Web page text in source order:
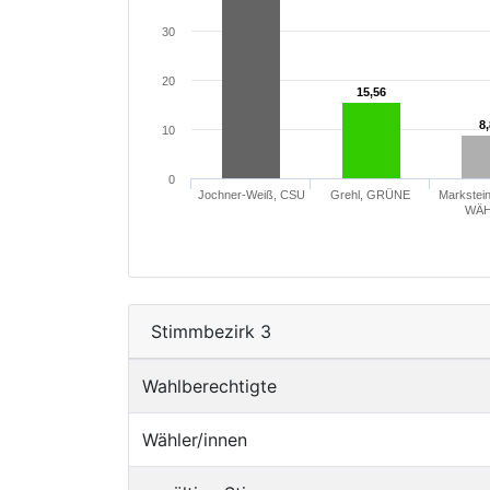
15,56
15,56
Jochner-Weiß, CSU Grehl, GRÜNE
0
10
20
30
Stimmbezirk 3
Wahlberechtigte
Wähler/innen